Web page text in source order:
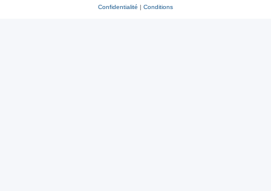
Confidentialité | Conditions